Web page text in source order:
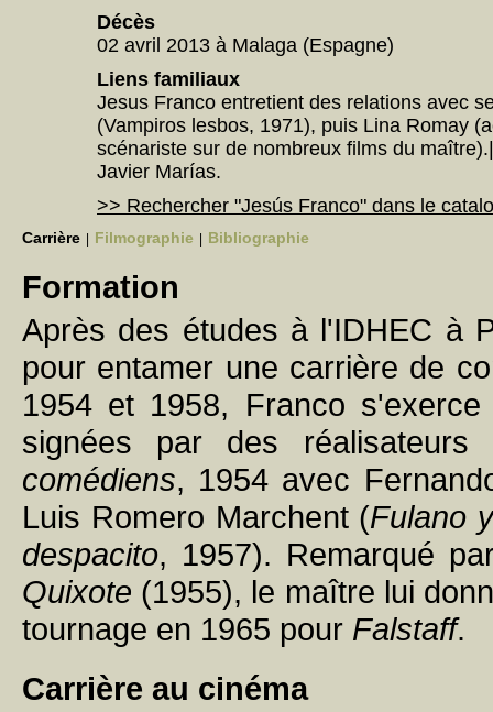
Décès
02 avril 2013 à Malaga (Espagne)
Liens familiaux
Jesus Franco entretient des relations avec
(Vampiros lesbos, 1971), puis Lina Romay
scénariste sur de nombreux films du
Javier Marías.
>> Rechercher "Jesús Franco" dans le
Carrière Filmographie Bibliographie
Formation
Après des études à l'IDHEC à
pour entamer une carrière de
1954 et 1958, Franco
signées par des
comédiens, 1954 avec
Luis Romero Marchent (Fulano
despacito, 1957). Remarqué
Quixote (1955), le maître lui
tournage en 1965 pour Falstaff.
Carrière au cinéma